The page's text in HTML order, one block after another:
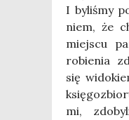
I byli­śmy
niem, że
miej­scu
robie­nia
się
mi,